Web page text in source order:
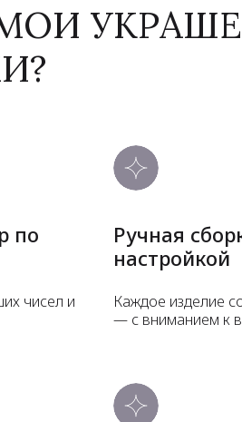
по
чисел и
Ручная
настройкой
Каждое изделие
— с вниманием к